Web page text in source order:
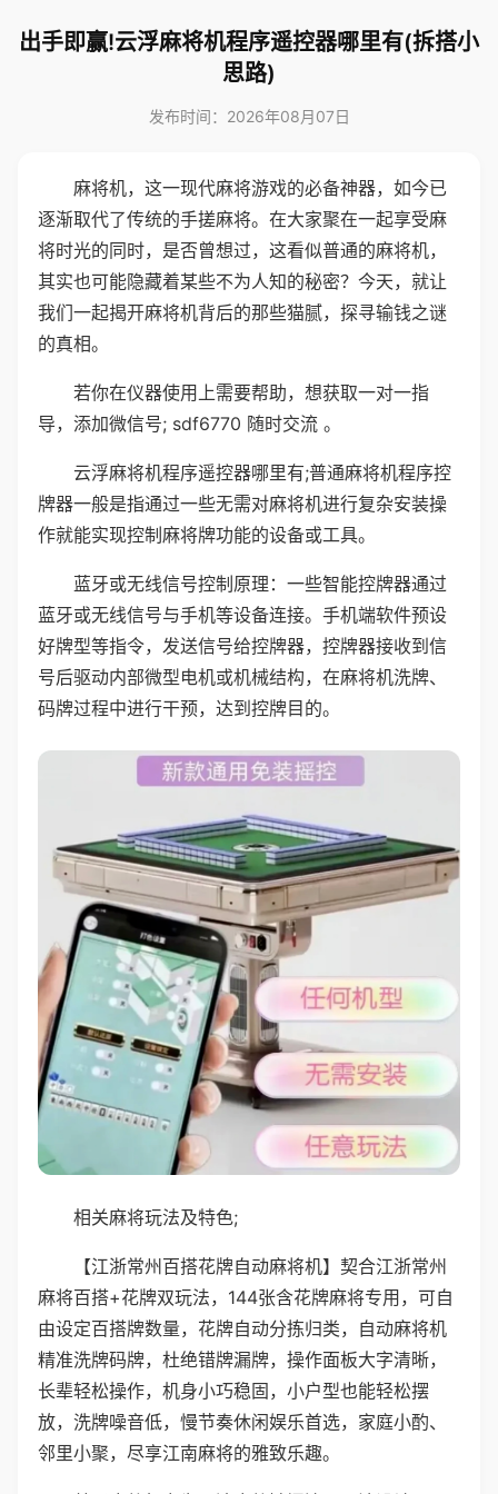
出手即赢!云浮麻将机程序遥控器哪里有(拆搭小
思路)
发布时间：2026年08月07日
麻将机，这一现代麻将游戏的必备神器，如今已
逐渐取代了传统的手搓麻将。在大家聚在一起享受麻
将时光的同时，是否曾想过，这看似普通的麻将机，
其实也可能隐藏着某些不为人知的秘密？今天，就让
我们一起揭开麻将机背后的那些猫腻，探寻输钱之谜
的真相。
若你在仪器使用上需要帮助，想获取一对一指
导，添加微信号; sdf6770 随时交流 。
云浮麻将机程序遥控器哪里有;普通麻将机程序控
牌器一般是指通过一些无需对麻将机进行复杂安装操
作就能实现控制麻将牌功能的设备或工具。
蓝牙或无线信号控制原理：一些智能控牌器通过
蓝牙或无线信号与手机等设备连接。手机端软件预设
好牌型等指令，发送信号给控牌器，控牌器接收到信
号后驱动内部微型电机或机械结构，在麻将机洗牌、
码牌过程中进行干预，达到控牌目的。
相关麻将玩法及特色;
【江浙常州百搭花牌自动麻将机】契合江浙常州
麻将百搭+花牌双玩法，144张含花牌麻将专用，可自
由设定百搭牌数量，花牌自动分拣归类，自动麻将机
精准洗牌码牌，杜绝错牌漏牌，操作面板大字清晰，
长辈轻松操作，机身小巧稳固，小户型也能轻松摆
放，洗牌噪音低，慢节奏休闲娱乐首选，家庭小酌、
邻里小聚，尽享江南麻将的雅致乐趣。